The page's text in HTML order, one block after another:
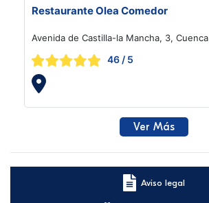
Restaurante Olea Comedor
Avenida de Castilla-la Mancha, 3, Cuenca
46 / 5
Ver Más
Aviso legal